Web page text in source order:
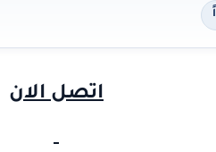
اتصل الان